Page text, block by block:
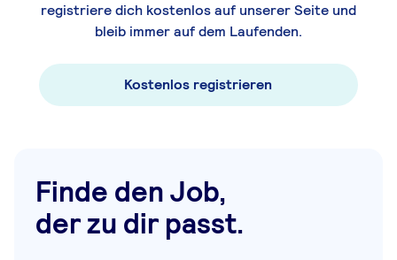
registriere dich kostenlos auf unserer Seite und
bleib immer auf dem Laufenden.
Kostenlos registrieren
Finde den Job,
der zu dir passt.